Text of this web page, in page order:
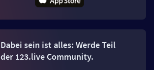
Dabei sein ist alles: Werde Teil
der 123.live Community.